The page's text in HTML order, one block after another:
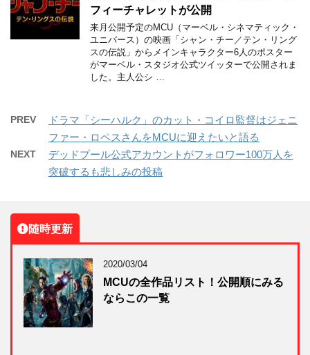
フィーチャレットが公開
来月公開予定のMCU（マーベル・シネマティック・
ユニバース）の映画「シャン・チー／テン・リング
スの伝説」からメインキャラクター6人のポスター
がマーベル・スタジオ公式ツイッターで公開されま
した。主人公シ …
PREV
ドラマ「シーハルク」のカット・コイロ監督はジェニ
ファー・ロペスさんをMCUに迎えたいと語る
NEXT
デッドプール公式アカウントがフォロワー100万人を
突破するも悲しみの投稿
随時更新
2020/03/04
MCUの全作品リスト！公開順にみる
ならこの一覧